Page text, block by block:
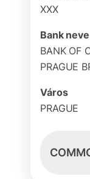
XXX
Bank neve
BANK OF
PRAGUE
Város
PRAGUE